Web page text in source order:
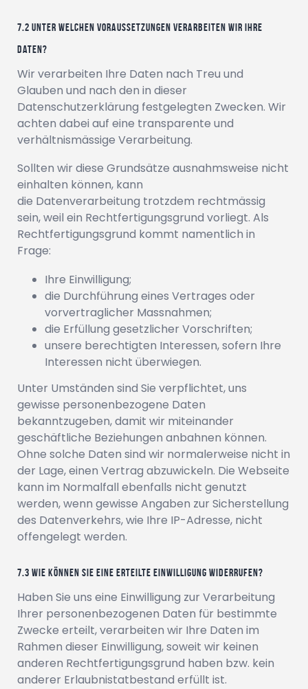
Unter welchen Voraussetzungen verarbeiten wir Ihre
Daten?
Wir verarbeiten Ihre Daten nach Treu und
Glauben und nach den in dieser
Datenschutzerklärung festgelegten Zwecken. Wir
achten dabei auf eine transparente und
verhältnismässige Verarbeitung.
Sollten wir diese Grundsätze ausnahmsweise nicht
einhalten können, kann
die Datenverarbeitung trotzdem rechtmässig
sein, weil ein Rechtfertigungsgrund vorliegt. Als
Rechtfertigungsgrund kommt namentlich in
Frage:
Ihre Einwilligung;
die Durchführung eines Vertrages oder
vorvertraglicher Massnahmen;
die Erfüllung gesetzlicher Vorschriften;
unsere berechtigten Interessen, sofern Ihre
Interessen nicht überwiegen.
Unter Umständen sind Sie verpflichtet, uns
gewisse personenbezogene Daten
bekanntzugeben, damit wir miteinander
geschäftliche Beziehungen anbahnen können.
Ohne solche Daten sind wir normalerweise nicht in
der Lage, einen Vertrag abzuwickeln. Die Webseite
kann im Normalfall ebenfalls nicht genutzt
werden, wenn gewisse Angaben zur Sicherstellung
des Datenverkehrs, wie Ihre IP-Adresse, nicht
offengelegt werden.
Wie können Sie eine erteilte Einwilligung widerrufen?
Haben Sie uns eine Einwilligung zur Verarbeitung
Ihrer personenbezogenen Daten für bestimmte
Zwecke erteilt, verarbeiten wir Ihre Daten im
Rahmen dieser Einwilligung, soweit wir keinen
anderen Rechtfertigungsgrund haben bzw. kein
anderer Erlaubnistatbestand erfüllt ist.